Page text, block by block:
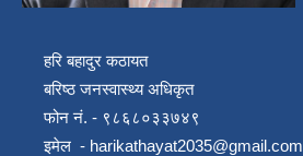
हरि बहादुर कठायत
बरिष्ठ जनस्वास्थ्य अधिकृत
फोन नं. - ९८६८०३३७४९
इमेल - harikathayat2035@gmail.com